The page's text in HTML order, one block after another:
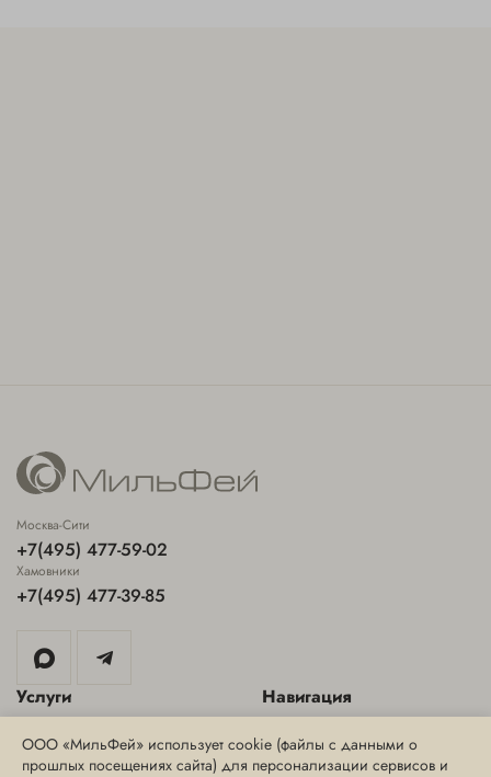
Москва-Сити
+7(495) 477-59-02
Хамовники
+7(495) 477-39-85
Услуги
Инъекционная косметология
Навигация
Специальные предложения
Блог
ООО «МильФей» использует cookie (файлы с данными о
прошлых посещениях сайта) для персонализации сервисов и